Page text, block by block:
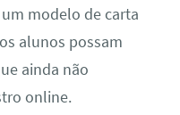
modelo de carta
alunos possam
ainda não
online.